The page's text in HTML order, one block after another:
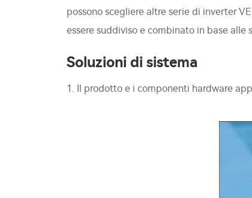
possono scegliere altre serie di inverter
essere suddiviso e combinato in base
Soluzioni di sistema
1. Il prodotto e i componenti hardware